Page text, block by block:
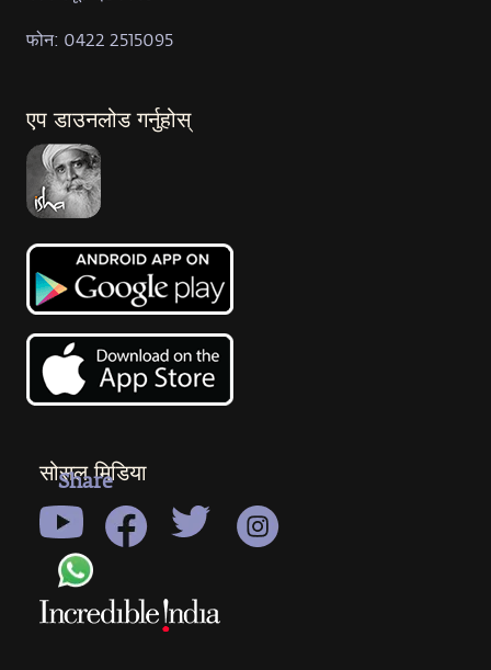
Share
फोन: 0422 2515095
एप डाउनलोड गर्नुहोस्
सोसल मिडिया